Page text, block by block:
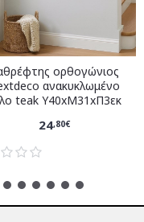
ορθογώνιος
ανακυκλωμένο
teak Υ40xM31xΠ3εκ
24,80€